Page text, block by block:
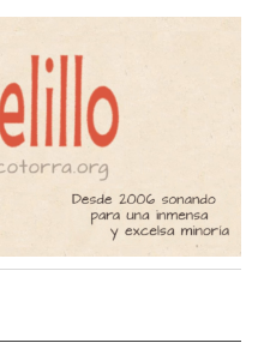
radio de música
Podcast